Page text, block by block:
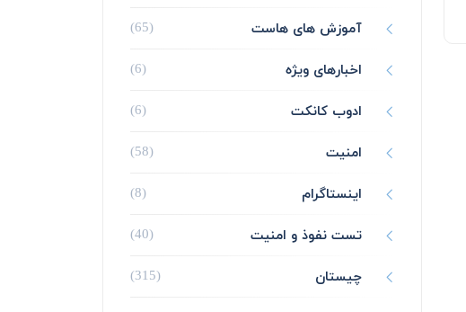
آموزش های هاست (65)
اخبارهای ویژه (6)
ادوب کانکت (6)
امنیت (58)
اینستاگرام (8)
تست نفوذ و امنیت (40)
چیستان (315)